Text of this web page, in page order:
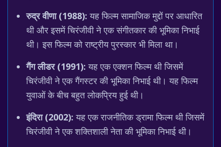
रुद्र वीणा (1988): यह फिल्म सामाजिक मुद्दों पर आधारित
थी और इसमें चिरंजीवी ने एक संगीतकार की भूमिका निभाई
थी। इस फिल्म को राष्ट्रीय पुरस्कार भी मिला था।
गैंग लीडर (1991): यह एक एक्शन फिल्म थी जिसमें
चिरंजीवी ने एक गैंगस्टर की भूमिका निभाई थी। यह फिल्म
युवाओं के बीच बहुत लोकप्रिय हुई थी।
इंदिरा (2002): यह एक राजनीतिक ड्रामा फिल्म थी जिसमें
चिरंजीवी ने एक शक्तिशाली नेता की भूमिका निभाई थी।